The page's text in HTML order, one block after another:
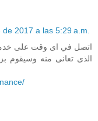
de 2017 a las 5:29 a.m.
اتصل في اى وقت على
الذى تعانى منه وسيقوم